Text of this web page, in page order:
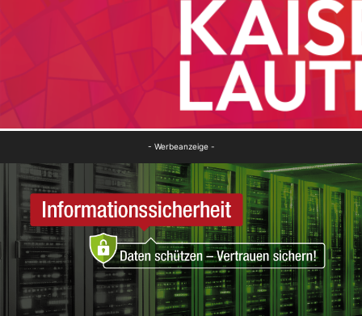
- Werbeanzeige -